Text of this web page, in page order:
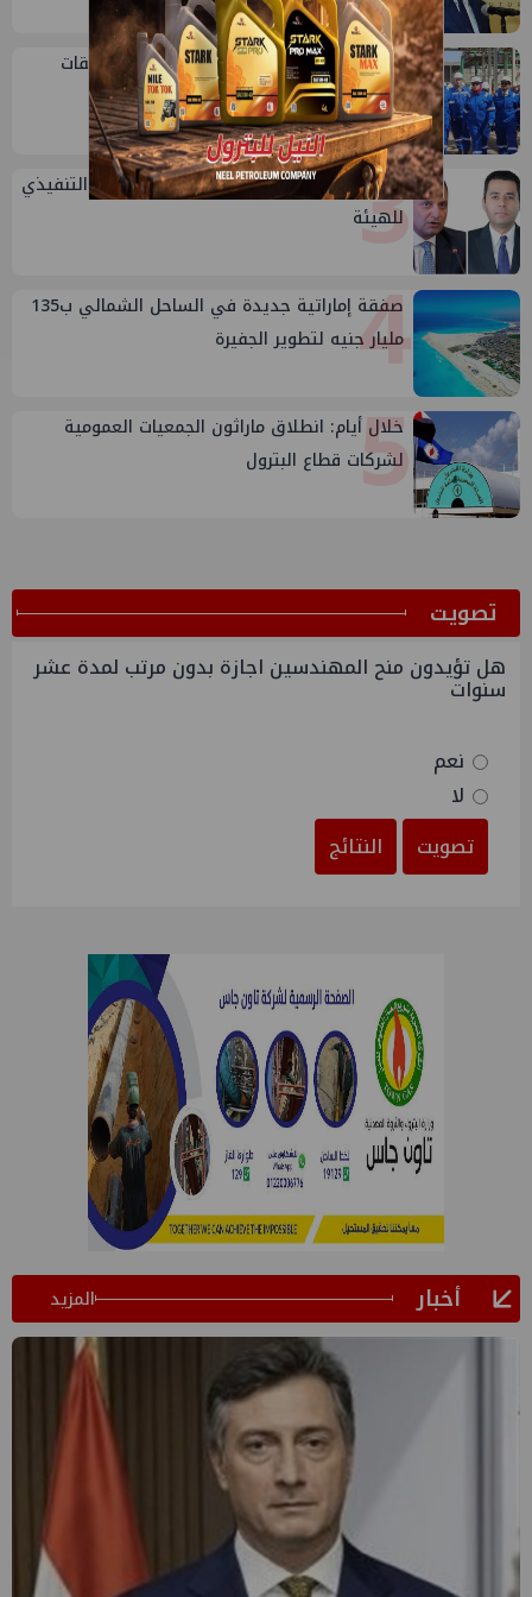
2
بالصور: علاء عبدالفتاح يتفقد مشروع مشتقات
الميثانول بدمياط
3
تعيين أحمد شتا ووليد أنور نائبين للرئيس التنفيذي
للهيئة
4
صفقة إماراتية جديدة في الساحل الشمالي ب135
مليار جنيه لتطوير الجفيرة
5
خلال أيام: انطلاق ماراثون الجمعيات العمومية
لشركات قطاع البترول
ﺗﺼﻮﻳﺖ
هل تؤيدون منح المهندسين اجازة بدون مرتب لمدة عشر
سنوات
نعم
لا
تصويت
النتائج
أخبار المزيد